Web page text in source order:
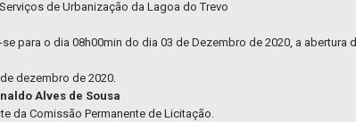
Serviços de Urbanização da Lagoa do Trevo
para o dia 08h00min do dia 03 de Dezembro de 2020, a
dezembro de 2020.
Alves de Sousa
da Comissão Permanente de Licitação.